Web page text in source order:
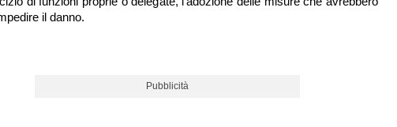
il danno.
Pubblicità